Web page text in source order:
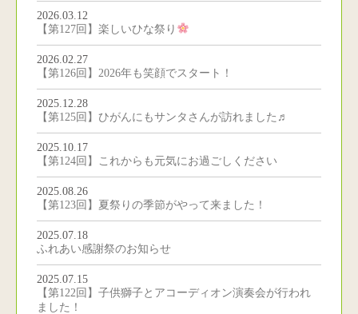
2026.03.12
【第127回】楽しいひな祭り
2026.02.27
【第126回】2026年も笑顔でスタート！
2025.12.28
【第125回】ひがんにもサンタさんが訪れました♬
2025.10.17
【第124回】これからも元気にお過ごしください
2025.08.26
【第123回】夏祭りの季節がやって来ました！
2025.07.18
ふれあい感謝祭のお知らせ
2025.07.15
【第122回】子供獅子とアコーディオン演奏会が行われ
ました！